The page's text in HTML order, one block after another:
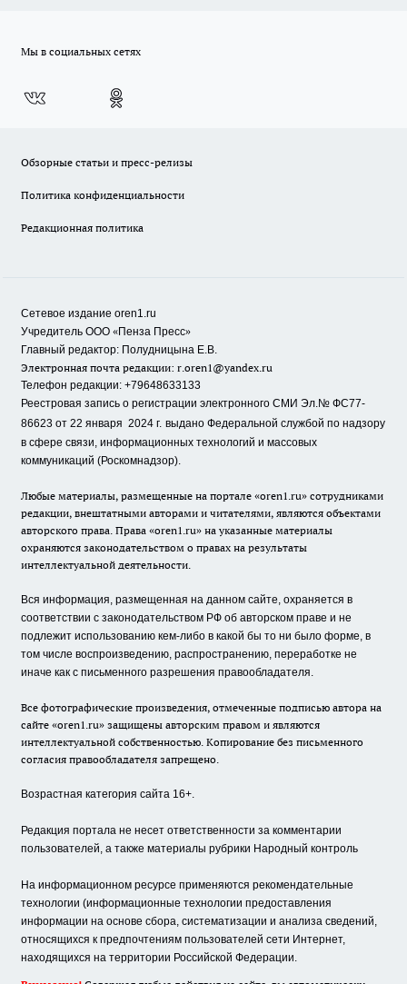
Мы в социальных сетях
Обзорные статьи и пресс-релизы
Политика конфиденциальности
Редакционная политика
Сетевое издание oren1.ru
Учредитель ООО «Пенза Пресс»
Главный редактор: Полудницына Е.В.
Электронная почта редакции: r.oren1@yandex.ru
Телефон редакции: +79648633133
Реестровая запись о регистрации электронного СМИ Эл.№ ФС77-
86623 от 22 января 2024 г. выдано Федеральной службой по надзору
в сфере связи, информационных технологий и массовых
коммуникаций (Роскомнадзор).
Любые материалы, размещенные на портале «oren1.ru» сотрудниками
редакции, внештатными авторами и читателями, являются объектами
авторского права. Права «oren1.ru» на указанные материалы
охраняются законодательством о правах на результаты
интеллектуальной деятельности.
Вся информация, размещенная на данном сайте, охраняется в
соответствии с законодательством РФ об авторском праве и не
подлежит использованию кем-либо в какой бы то ни было форме, в
том числе воспроизведению, распространению, переработке не
иначе как с письменного разрешения правообладателя.
Все фотографические произведения, отмеченные подписью автора на
сайте «oren1.ru» защищены авторским правом и являются
интеллектуальной собственностью. Копирование без письменного
согласия правообладателя запрещено.
Возрастная категория сайта 16+.
Редакция портала не несет ответственности за комментарии
пользователей, а также материалы рубрики Народный контроль
На информационном ресурсе применяются рекомендательные
технологии (информационные технологии предоставления
информации на основе сбора, систематизации и анализа сведений,
относящихся к предпочтениям пользователей сети Интернет,
находящихся на территории Российской Федерации.